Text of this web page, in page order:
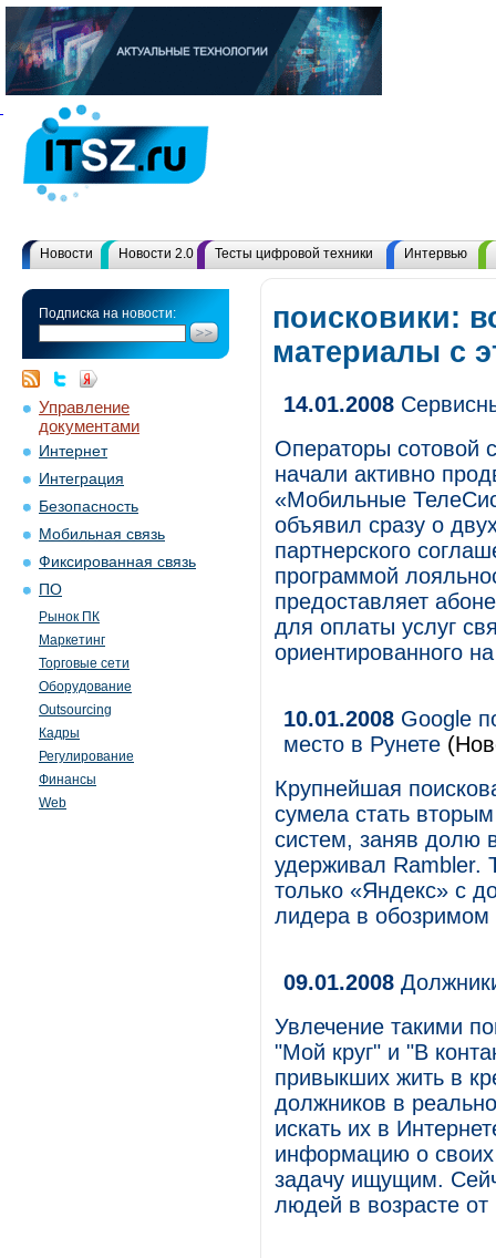
Новости Новости 2.0 Тесты цифровой техники Интервью
Подписка на новости:
Управление
документами
Интернет
Интеграция
Безопасность
Мобильная связь
Фиксированная связь
ПО
Рынок ПК
Маркетинг
Торговые сети
Оборудование
Outsourcing
Кадры
Регулирование
Финансы
Web
поисковики:
материалы с
14.01.2008
Операторы сотовой
начали активно
«Мобильные
объявил сразу о
партнерского
программой
предоставляет
для оплаты услуг
ориентированного
10.01.2008 Google
место в Рунете
Крупнейшая
сумела стать
систем, заняв долю
удерживал Rambler.
только «Яндекс» с
лидера в обозримом
09.01.2008
Увлечение такими
"Мой круг" и "В
привыкших жить в
должников в
искать их в
информацию о своих
задачу ищущим.
людей в возрасте от